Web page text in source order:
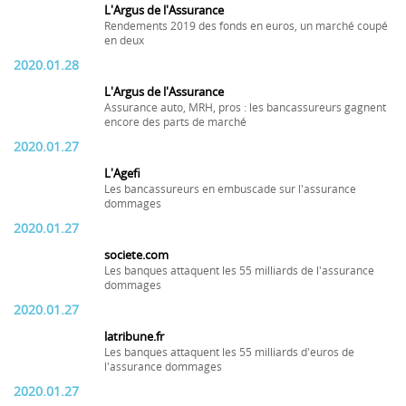
L'Argus de l'Assurance
Rendements 2019 des fonds en euros, un marché coupé
en deux
2020.01.28
L'Argus de l'Assurance
Assurance auto, MRH, pros : les bancassureurs gagnent
encore des parts de marché
2020.01.27
L'Agefi
Les bancassureurs en embuscade sur l'assurance
dommages
2020.01.27
societe.com
Les banques attaquent les 55 milliards de l'assurance
dommages
2020.01.27
latribune.fr
Les banques attaquent les 55 milliards d'euros de
l'assurance dommages
2020.01.27